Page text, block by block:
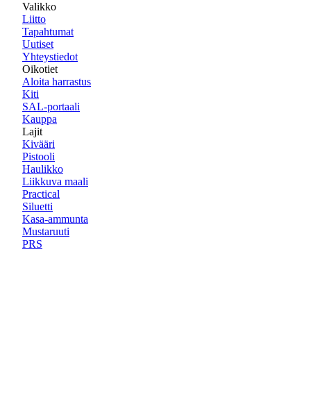
Valikko
Liitto
Tapahtumat
Uutiset
Yhteystiedot
Oikotiet
Aloita harrastus
Kiti
SAL-portaali
Kauppa
Lajit
Kivääri
Pistooli
Haulikko
Liikkuva maali
Practical
Siluetti
Kasa-ammunta
Mustaruuti
PRS